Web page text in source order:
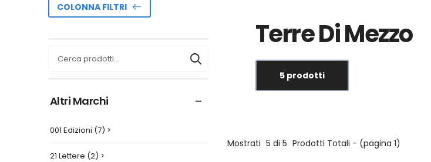
COLONNA FILTRI
Altri Marchi
001 Edizioni (7) >
21 Lettere (2) >
Terre Di Mezzo
5 prodotti
Mostrati 5 di 5 Prodotti Totali - (pagina 1)